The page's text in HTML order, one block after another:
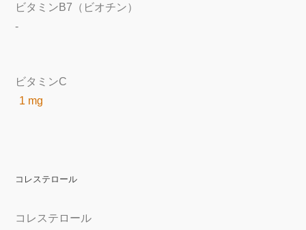
ビタミンB7（ビオチン）
-
ビタミンC
1 mg
コレステロール
コレステロール